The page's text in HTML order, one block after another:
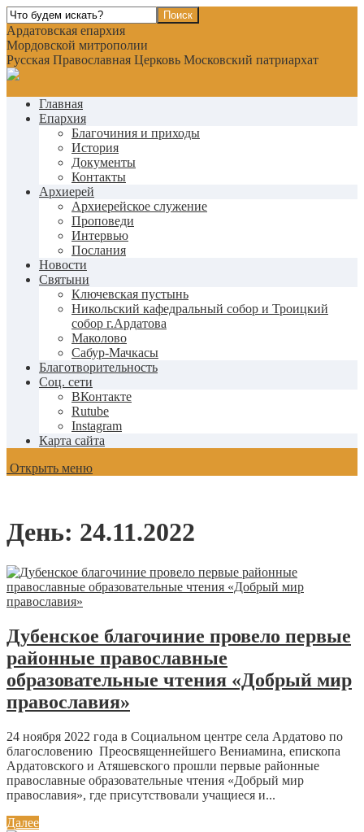
Ардатовская епархия
Мордовской митрополии
Русская Православная Церковь Московский патриархат
Главная
Епархия
Благочиния и приходы
История
Документы
Контакты
Архиерей
Архиерейское служение
Проповеди
Интервью
Послания
Новости
Святыни
Ключевская пустынь
Никольский кафедральный собор и Троицкий
собор г.Ардатова
Маколово
Сабур-Мачкасы
Благотворительность
Соц. сети
ВКонтакте
Rutube
Instagram
Карта сайта
Открыть меню
День: 24.11.2022
Дубенское благочиние провело первые
районные православные
образовательные чтения «Добрый мир
православия»
24 ноября 2022 года в Социальном центре села Ардатово по
благословению Преосвященнейшего Вениамина, епископа
Ардатовского и Атяшевского прошли первые районные
православные образовательные чтения «Добрый мир
православия», где присутствовали учащиеся и...
Далее